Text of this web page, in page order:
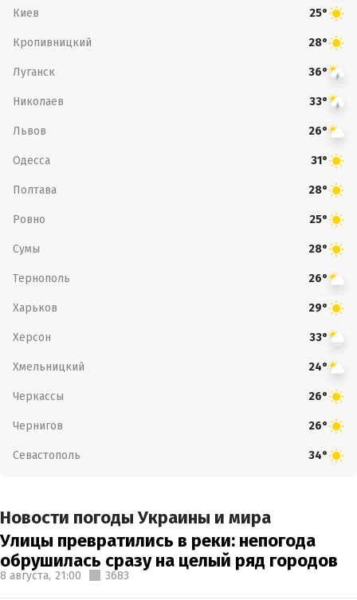
Киев 25°
Кропивницкий 28°
Луганск 36°
Николаев 33°
Львов 26°
Одесса 31°
Полтава 28°
Ровно 25°
Сумы 28°
Тернополь 26°
Харьков 29°
Херсон 33°
Хмельницкий 24°
Черкассы 26°
Чернигов 26°
Севастополь 34°
Новости погоды Украины и мира
Улицы превратились в реки: непогода
обрушилась сразу на целый ряд городов
8 августа, 21:00 3683